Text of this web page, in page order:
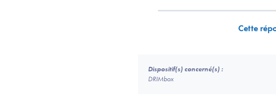
Cette
Dispositif(s) concerné(s) :
DRIMbox